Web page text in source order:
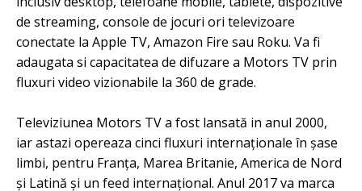
de streaming, console de jocuri ori televizoare
conectate la Apple TV, Amazon Fire sau Roku. Va fi
adaugata si capacitatea de difuzare a Motors TV prin
fluxuri video vizionabile la 360 de grade.
Televiziunea Motors TV a fost lansată in anul 2000,
iar astazi opereaza cinci fluxuri internaționale în șase
limbi, pentru Franța, Marea Britanie, America de Nord
și Latină și un feed internațional. Anul 2017 va marca